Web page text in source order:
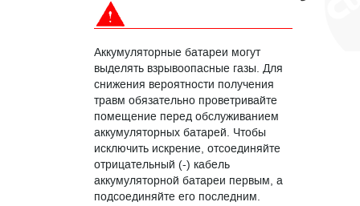
Аккумуляторные батареи могут
выделять взрывоопасные газы. Для
снижения вероятности получения
травм обязательно проветривайте
помещение перед обслуживанием
аккумуляторных батарей. Чтобы
исключить искрение, отсоединяйте
отрицательный (-) кабель
аккумуляторной батареи первым, а
подсоединяйте его последним.